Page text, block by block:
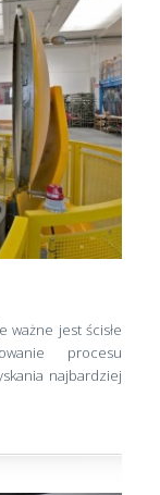
ważne jest ścisłe
procesu
najbardziej